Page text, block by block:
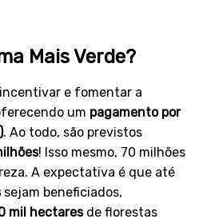
Mais Verde?
e fomentar a
um pagamento por
. Ao todo, são previstos
! Isso mesmo, 70 milhões
A expectativa é que até
sejam beneficiados,
mil hectaresde florestas